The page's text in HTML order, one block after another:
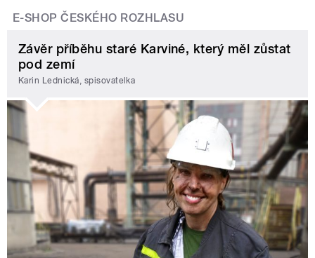
E-SHOP ČESKÉHO ROZHLASU
Závěr příběhu staré Karviné, který měl zůstat
pod zemí
Karin Lednická, spisovatelka